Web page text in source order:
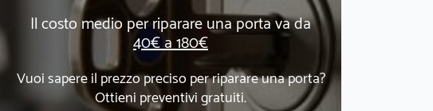
Il costo medio per riparare una porta va da
40€ a 180€
Vuoi sapere il prezzo preciso per riparare una porta?
Ottieni preventivi gratuiti.